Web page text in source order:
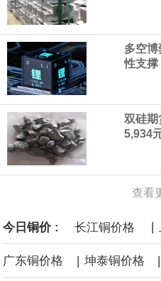
据报道，威刚近日在法说
稳定的三大有利因素带动
进一步扩大全年营运成果。
美国国会预算办公室（
计划建造的15艘核动力“
到采购的总费用可能高
面战舰项目之一。 根据
多空
性支撑
双硅期
5,934
查看
今日铜价 : 长江铜价格 |
广东铜价格 | 坤泰铜价格 |